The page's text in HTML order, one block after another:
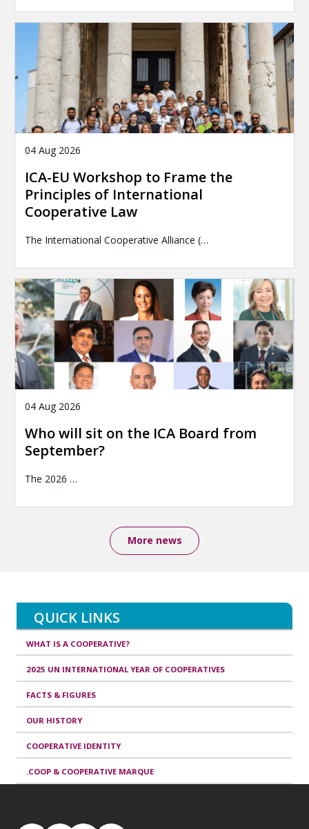
04 Aug 2026
ICA-EU Workshop to Frame the
Principles of International
Cooperative Law
The International Cooperative Alliance (…
04 Aug 2026
Who will sit on the ICA Board from
September?
The 2026 …
More news
QUICK LINKS
WHAT IS A COOPERATIVE?
2025 UN INTERNATIONAL YEAR OF COOPERATIVES
FACTS & FIGURES
OUR HISTORY
COOPERATIVE IDENTITY
.COOP & COOPERATIVE MARQUE